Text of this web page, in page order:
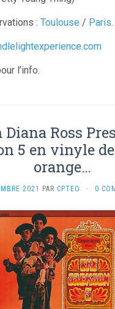
: Toulouse / Paris.
l’info.
Diana Ross
5 en vinyle
orange…
2021 PAR CPTEO · 0